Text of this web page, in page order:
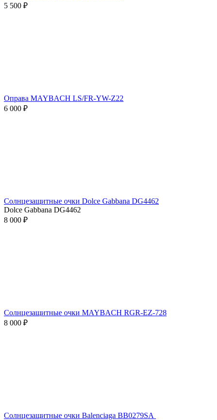
5 500 ₽
Оправа MAYBACH LS/FR-YW-Z22
6 000 ₽
Солнцезащитные очки Dolce Gabbana DG4462
Dolce Gabbana DG4462
8 000 ₽
Солнцезащитные очки MAYBACH RGR-EZ-728
8 000 ₽
Солнцезащитные очки Balenciaga BB0279SA